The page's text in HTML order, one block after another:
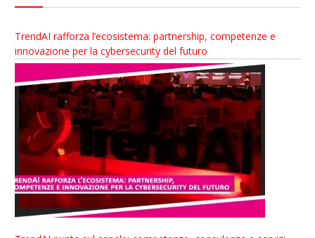
TrendAI rafforza l’ecosistema: partnership, competenze e
innovazione per la cybersecurity del futuro